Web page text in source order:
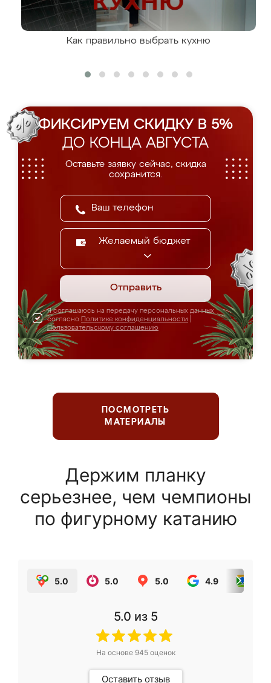
Как правильно выбрать кухню
ФИКСИРУЕМ СКИДКУ В 5%
ДО КОНЦА АВГУСТА
Оставьте заявку сейчас, скидка
сохранится.
Желаемый бюджет
Отправить
Я соглашаюсь на передачу персональных данных
согласно Политике конфиденциальности
Пользовательскому соглашению
ПОСМОТРЕТЬ
МАТЕРИАЛЫ
Держим планку
серьезнее, чем чемпионы
по фигурному катанию
5.0 5.0 5.0 4.9
5.0 из 5
На основе 945оценок
Оставить отзыв